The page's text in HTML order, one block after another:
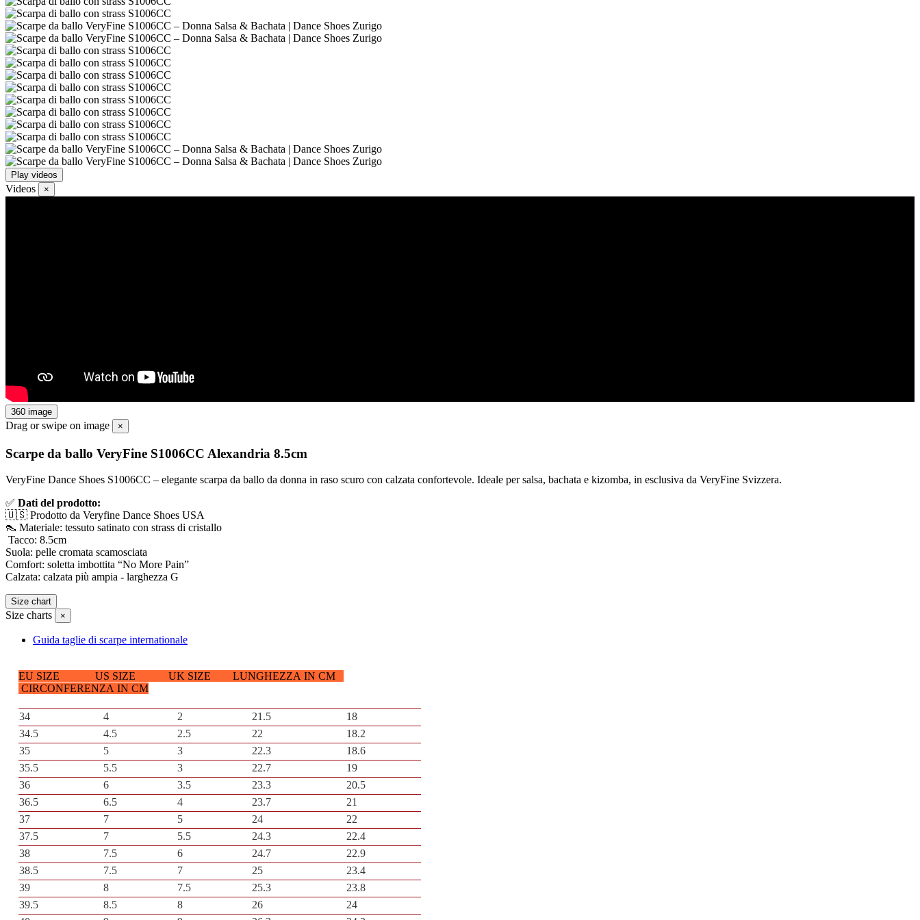
Play videos
Videos ×
360 image
Drag or swipe on image ×
Scarpe da ballo VeryFine S1006CC Alexandria 8.5cm
VeryFine Dance Shoes S1006CC – elegante scarpa da ballo da donna in raso scuro con calzata confortevole. Ideale per salsa, bachata e kizomba, in esclusiva da VeryFine Svizzera.
✅ Dati del prodotto:
🇺🇸 Prodotto da Veryfine Dance Shoes USA
👠 Materiale: tessuto satinato con strass di cristallo
Tacco: 8.5cm
Suola: pelle cromata scamosciata
Comfort: soletta imbottita “No More Pain”
Calzata: calzata più ampia - larghezza G
Size chart
Size charts ×
Guida taglie di scarpe internationale
EU SIZE US SIZE UK SIZE LUNGHEZZA IN CM
CIRCONFERENZA IN CM
34 4 2 21.5
18
34.5
4.5 2.5 22
18.2
35
5 3 22.3
18.6
35.5
5.5 3 22.7
19
36
6 3.5 23.3
20.5
36.5
6.5 4 23.7
21
37
7 5 24
22
37.5
7 5.5 24.3
22.4
38
7.5 6 24.7
22.9
38.5
7.5 7 25
23.4
39
8 7.5 25.3
23.8
39.5
8.5 8 26
24